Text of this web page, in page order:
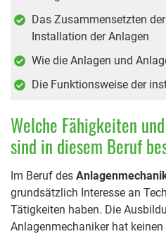
Das Zusammensetzten
Installation der Anlagen
Wie die Anlagen und
Die Funktionsweise der
Welche Fähigkeiten
sind in diesem Beruf
Im Beruf des
grundsätzlich Interesse an
Tätigkeiten haben. Die
Anlagenmechaniker hat